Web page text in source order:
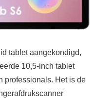
tablet aangekondigd,
10,5-inch tablet
professionals. Het is de